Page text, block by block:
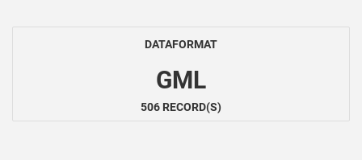
DATAFORMAT
GML
506 RECORD(S)